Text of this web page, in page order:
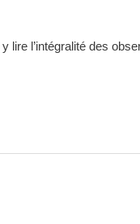
lire l’intégralité des